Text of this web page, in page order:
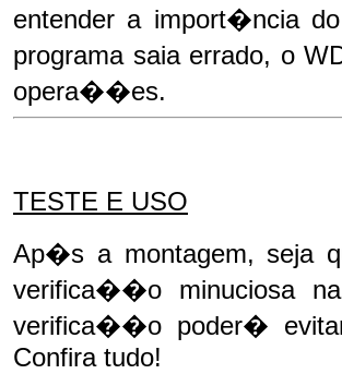
entender a import�ncia do
programa saia errado, o
opera��es.
TESTE E USO
Ap�s a montagem, seja
verifica��o minuciosa na
verifica��o poder�
Confira tudo!